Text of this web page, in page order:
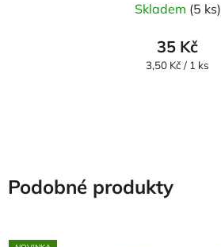
Skladem (5 ks)
35 Kč
Měrná
3,50 Kč / 1 ks
Podobné produkty